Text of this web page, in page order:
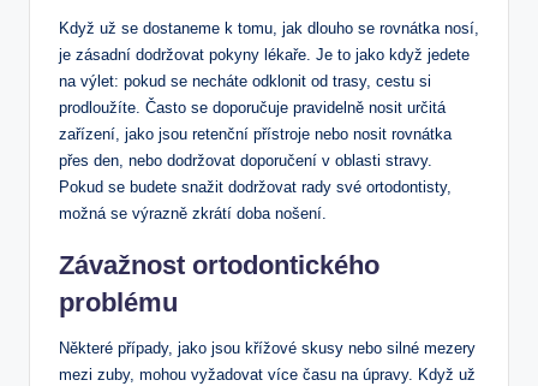
Když už se dostaneme k tomu, jak dlouho se rovnátka nosí,
je zásadní dodržovat pokyny lékaře. Je to jako když jedete
na výlet: pokud se necháte odklonit od trasy, cestu si
prodloužíte. Často se doporučuje pravidelně nosit určitá
zařízení, jako jsou retenční přístroje nebo nosit rovnátka
přes den, nebo dodržovat doporučení v oblasti stravy.
Pokud se budete snažit dodržovat rady své ortodontisty,
možná se výrazně zkrátí doba nošení.
Závažnost ortodontického
problému
Některé případy, jako jsou křížové skusy nebo silné mezery
mezi zuby, mohou vyžadovat více času na úpravy. Když už